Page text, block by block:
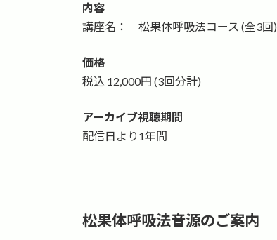
内容
講座名： 松果体呼吸法コース (全3回)
価格
税込 12,000円 (3回分計)
アーカイブ視聴期間
配信日より1年間
松果体呼吸法音源のご案内